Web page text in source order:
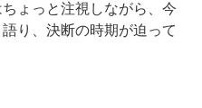
ょっと注視しながら、今
り、決断の時期が迫って